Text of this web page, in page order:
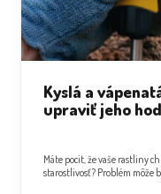
Kyslá a
upraviť jeho
Máte pocit, že vaše rastliny
starostlivosť? Problém môže